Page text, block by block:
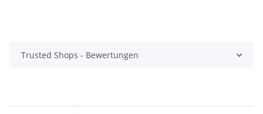
Trusted Shops - Bewertungen